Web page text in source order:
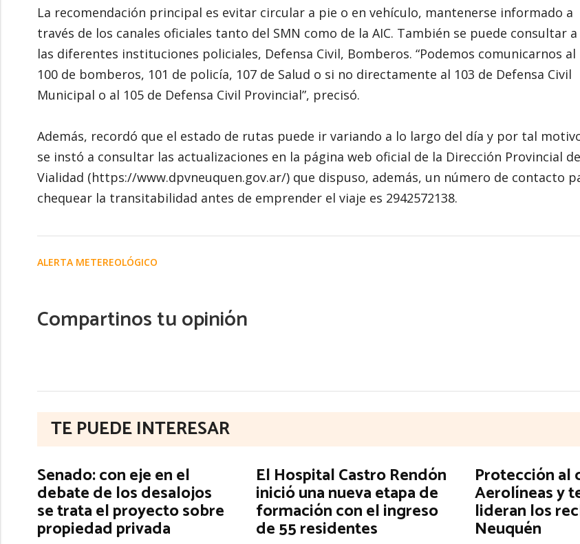
La recomendación principal es evitar circular a pie o en vehículo, mantenerse informado a
través de los canales oficiales tanto del SMN como de la AIC. También se puede consultar a
las diferentes instituciones policiales, Defensa Civil, Bomberos. “Podemos comunicarnos al
100 de bomberos, 101 de policía, 107 de Salud o si no directamente al 103 de Defensa Civil
Municipal o al 105 de Defensa Civil Provincial”, precisó.
Además, recordó que el estado de rutas puede ir variando a lo largo del día y por tal
se instó a consultar las actualizaciones en la página web oficial de la Dirección Provincial de
Vialidad (https://www.dpvneuquen.gov.ar/) que dispuso, además, un número de contacto
chequear la transitabilidad antes de emprender el viaje es 2942572138.
ALERTA METEREOLÓGICO
Compartinos tu opinión
TE PUEDE INTERESAR
Senado: con eje en el
debate de los desalojos
se trata el proyecto sobre
propiedad privada
El Hospital Castro Rendón
inició una nueva etapa de
formación con el ingreso
de 55 residentes
Protección al
Aerolíneas y
lideran los
Neuquén